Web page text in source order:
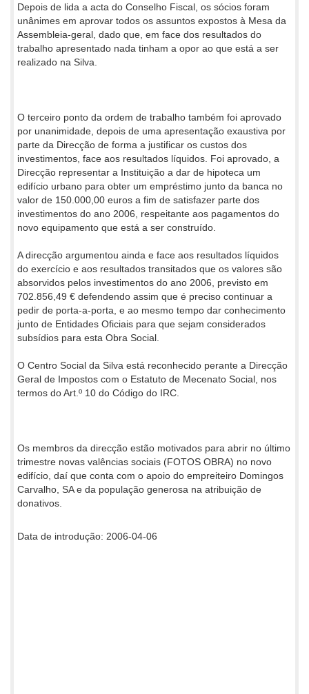
Depois de lida a acta do Conselho Fiscal, os sócios foram
unânimes em aprovar todos os assuntos expostos à Mesa da
Assembleia-geral, dado que, em face dos resultados do
trabalho apresentado nada tinham a opor ao que está a ser
realizado na Silva.
O terceiro ponto da ordem de trabalho também foi aprovado
por unanimidade, depois de uma apresentação exaustiva por
parte da Direcção de forma a justificar os custos dos
investimentos, face aos resultados líquidos. Foi aprovado, a
Direcção representar a Instituição a dar de hipoteca um
edifício urbano para obter um empréstimo junto da banca no
valor de 150.000,00 euros a fim de satisfazer parte dos
investimentos do ano 2006, respeitante aos pagamentos do
novo equipamento que está a ser construído.
A direcção argumentou ainda e face aos resultados líquidos
do exercício e aos resultados transitados que os valores são
absorvidos pelos investimentos do ano 2006, previsto em
702.856,49 € defendendo assim que é preciso continuar a
pedir de porta-a-porta, e ao mesmo tempo dar conhecimento
junto de Entidades Oficiais para que sejam considerados
subsídios para esta Obra Social.
O Centro Social da Silva está reconhecido perante a Direcção
Geral de Impostos com o Estatuto de Mecenato Social, nos
termos do Art.º 10 do Código do IRC.
Os membros da direcção estão motivados para abrir no último
trimestre novas valências sociais (FOTOS OBRA) no novo
edifício, daí que conta com o apoio do empreiteiro Domingos
Carvalho, SA e da população generosa na atribuição de
donativos.
Data de introdução: 2006-04-06